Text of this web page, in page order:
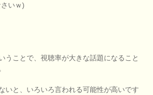
いｗ)
うことで、視聴率が大きな話題になること
いと、いろいろ言われる可能性が高いです